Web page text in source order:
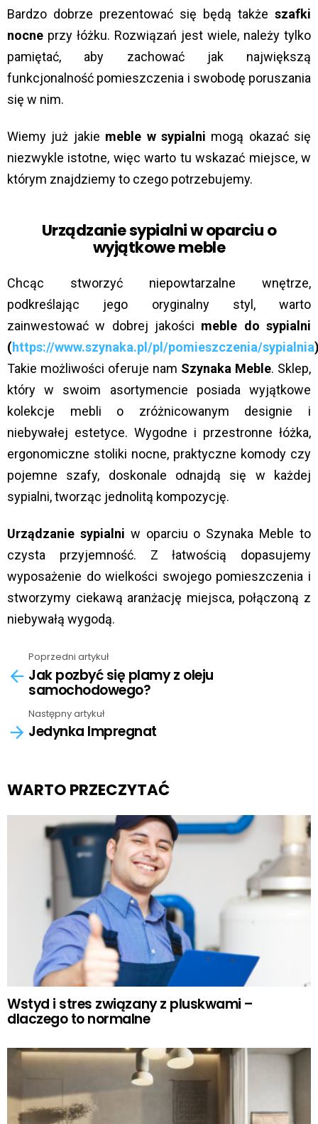
Bardzo dobrze prezentować się będą także szafki
nocne przy łóżku. Rozwiązań jest wiele, należy tylko
pamiętać, aby zachować jak największą
funkcjonalność pomieszczenia i swobodę poruszania
się w nim.
Wiemy już jakie meble w sypialni mogą okazać się
niezwykle istotne, więc warto tu wskazać miejsce, w
którym znajdziemy to czego potrzebujemy.
Urządzanie sypialni w oparciu o
wyjątkowe meble
Chcąc stworzyć niepowtarzalne wnętrze,
podkreślając jego oryginalny styl, warto
zainwestować w dobrej jakości meble do sypialni
(https://www.szynaka.pl/pl/pomieszczenia/sypialnia
Takie możliwości oferuje nam Szynaka Meble. Sklep,
który w swoim asortymencie posiada wyjątkowe
kolekcje mebli o zróżnicowanym designie i
niebywałej estetyce. Wygodne i przestronne łóżka,
ergonomiczne stoliki nocne, praktyczne komody czy
pojemne szafy, doskonale odnajdą się w każdej
sypialni, tworząc jednolitą kompozycję.
Urządzanie sypialni w oparciu o Szynaka Meble to
czysta przyjemność. Z łatwością dopasujemy
wyposażenie do wielkości swojego pomieszczenia i
stworzymy ciekawą aranżację miejsca, połączoną z
niebywałą wygodą.
more
Poprzedni artykuł
Jak pozbyć się plamy z oleju
samochodowego?
Następny artykuł
Jedynka Impregnat
WARTO PRZECZYTAĆ
Wstyd i stres związany z pluskwami –
dlaczego to normalne